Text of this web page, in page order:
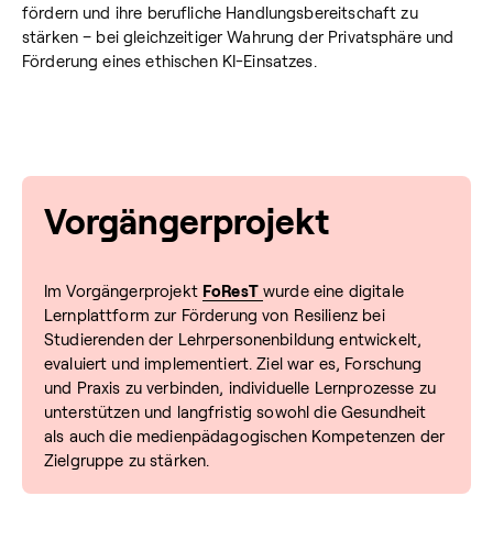
fördern und ihre berufliche Handlungsbereitschaft zu
stärken – bei gleichzeitiger Wahrung der Privatsphäre und
Förderung eines ethischen KI-Einsatzes.
Vorgängerprojekt
Im Vorgängerprojekt FoResT wurde eine digitale
Lernplattform zur Förderung von Resilienz bei
Studierenden der Lehrpersonenbildung entwickelt,
evaluiert und implementiert. Ziel war es, Forschung
und Praxis zu verbinden, individuelle Lernprozesse zu
unterstützen und langfristig sowohl die Gesundheit
als auch die medienpädagogischen Kompetenzen der
Zielgruppe zu stärken.